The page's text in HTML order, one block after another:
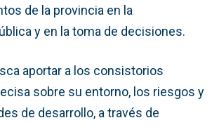
de la provincia en la
y en la toma de decisiones.
aportar a los consistorios
sobre su entorno, los riesgos y
de desarrollo, a través de